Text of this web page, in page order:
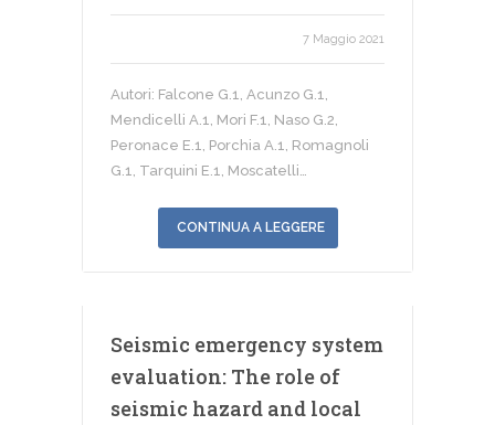
7 Maggio 2021
Autori: Falcone G.1, Acunzo G.1,
Mendicelli A.1, Mori F.1, Naso G.2,
Peronace E.1, Porchia A.1, Romagnoli
G.1, Tarquini E.1, Moscatelli…
CONTINUA A LEGGERE
Seismic emergency system
evaluation: The role of
seismic hazard and local